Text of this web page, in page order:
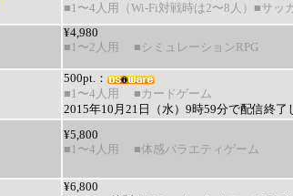
■1〜4人用（Wi-Fi対戦時は2〜8人） ■サッ
¥4,980
■1〜2人用
■シミュレーションRPG
500pt.：
■1〜4人用
■カードゲーム
2015年10月21日（水）9時59分で配信終了
¥5,800
■1〜4人用
■体感バラエティゲーム
¥6,800